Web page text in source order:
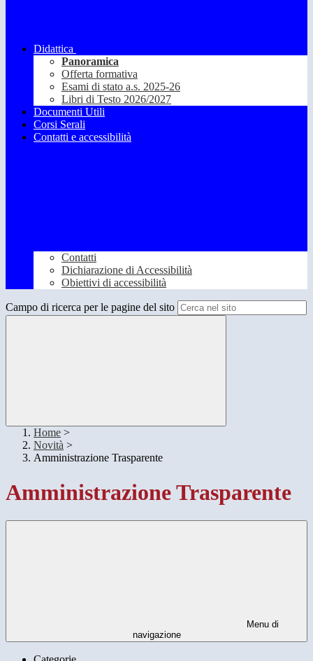
Didattica
Panoramica
Offerta formativa
Esami di stato a.s. 2025-26
Libri di Testo 2026/2027
Documenti Utili
Corsi Serali
Contatti e accessibilità
Contatti
Dichiarazione di Accessibilità
Obiettivi di accessibilità
Campo di ricerca per le pagine del sito
Home >
Novità >
Amministrazione Trasparente
Amministrazione Trasparente
Menu di
navigazione